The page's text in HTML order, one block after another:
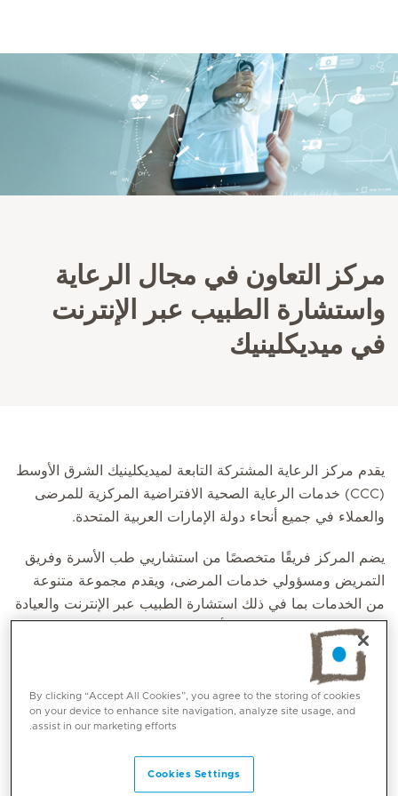
مركز التعاون في مجال الرعاية
واستشارة الطبيب عبر الإنترنت
في ميديكلينيك
يقدم مركز الرعاية المشتركة التابعة لميديكلينيك الشرق الأوسط
(CCC) خدمات الرعاية الصحية الافتراضية المركزية للمرضى
والعملاء في جميع أنحاء دولة الإمارات العربية المتحدة.
يضم المركز فريقًا متخصصًا من استشاريي طب الأسرة وفريق
التمريض ومسؤولي خدمات المرضى، ويقدم مجموعة متنوعة
من الخدمات بما في ذلك استشارة الطبيب عبر الإنترنت والعيادة
الافتراضية، من بين خدمات أخرى مثل:
عيادة الرعاية الأولية الافتراضية
إدارة الأمراض المزمنة
مراقبة المريض عن بعد
تنسيق الرعاية ذات وظائف متعددة
وصف الأدوية وتسليمها
By clicking “Accept All Cookies”, you agree to the storing of cookies
on your device to enhance site navigation, analyze site usage, and
assist in our marketing efforts.
Cookies Settings